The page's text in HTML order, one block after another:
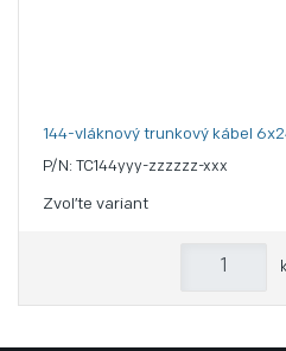
144-vláknový trunkový kábel
P/N: TC144yyy-zzzzzz-xxx
Zvoľte variant